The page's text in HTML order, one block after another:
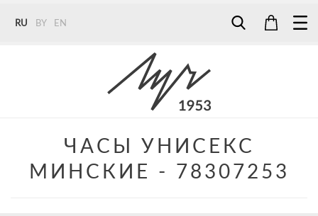
RU BY EN
+375 (29) 272 51 56
ЧАСЫ УНИСЕКС
МИНСКИЕ - 78307253